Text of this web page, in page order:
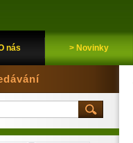
nás > Novinky